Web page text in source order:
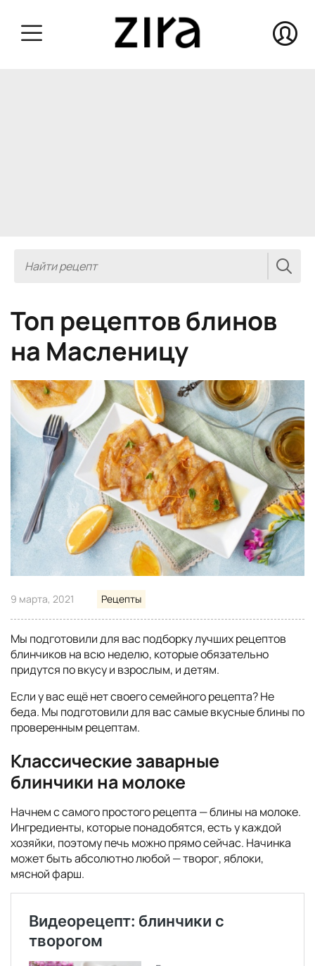
Топ рецептов блинов
на Масленицу
9 марта, 2021 Рецепты
Мы подготовили для вас подборку лучших рецептов
блинчиков на всю неделю, которые обязательно
придутся по вкусу и взрослым, и детям.
Если у вас ещё нет своего семейного рецепта? Не
беда. Мы подготовили для вас самые вкусные блины по
проверенным рецептам.
Классические заварные
блинчики на молоке
Начнем с самого простого рецепта — блины на молоке.
Ингредиенты, которые понадобятся, есть у каждой
хозяйки, поэтому печь можно прямо сейчас. Начинка
может быть абсолютно любой — творог, яблоки,
мясной фарш.